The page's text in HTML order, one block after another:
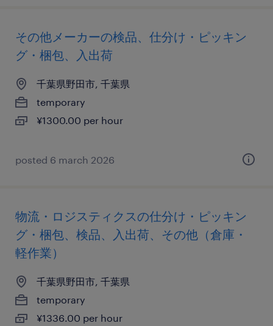
その他メーカーの検品、仕分け・ピッキン
グ・梱包、入出荷
千葉県野田市, 千葉県
temporary
¥1300.00 per hour
posted 6 march 2026
物流・ロジスティクスの仕分け・ピッキン
グ・梱包、検品、入出荷、その他（倉庫・
軽作業）
千葉県野田市, 千葉県
temporary
¥1336.00 per hour